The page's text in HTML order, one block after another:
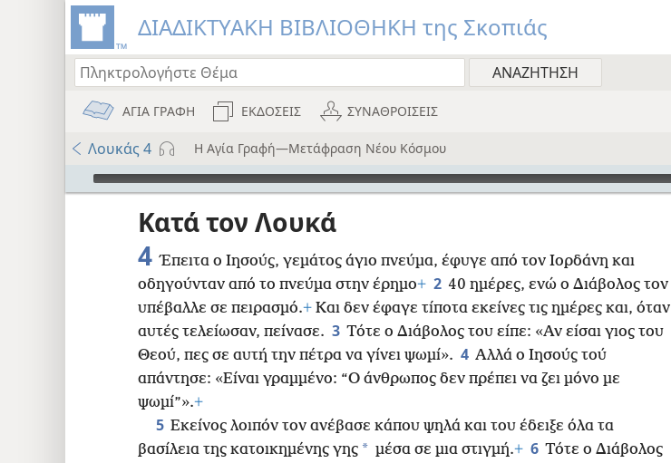
ΔΙΑΔΙΚΤΥΑΚΗ ΒΙΒΛΙΟΘΗΚΗ της Σκοπιάς
ΑΓΙΑ ΓΡΑΦΗ ΕΚΔΟΣΕΙΣ ΣΥΝΑΘΡΟΙΣΕΙΣ
Λουκάς 4 Η Αγία Γραφή—Μετάφραση Νέου Κόσμου
Audio Player
Κατά τον Λουκά
4 Έπειτα ο Ιησούς, γεμάτος άγιο πνεύμα, έφυγε από τον Ιορδάνη και
οδηγούνταν από το πνεύμα στην έρημο+ 2 40 ημέρες, ενώ ο Διάβολος τον
υπέβαλλε σε πειρασμό.+ Και δεν έφαγε τίποτα εκείνες τις ημέρες και, όταν
αυτές τελείωσαν, πείνασε. 3 Τότε ο Διάβολος του είπε: «Αν είσαι γιος του
Θεού, πες σε αυτή την πέτρα να γίνει ψωμί». 4 Αλλά ο Ιησούς τού
απάντησε: «Είναι γραμμένο: “Ο άνθρωπος δεν πρέπει να ζει μόνο με
ψωμί”».+
5 Εκείνος λοιπόν τον ανέβασε κάπου ψηλά και του έδειξε όλα τα
βασίλεια της κατοικημένης γης * μέσα σε μια στιγμή.+ 6 Τότε ο Διάβολος